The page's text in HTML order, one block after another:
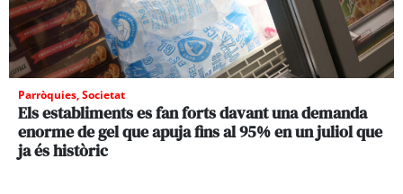
Parròquies,Societat
Els establiments es fan forts davant una demanda
enorme de gel que apuja fins al 95% en un juliol que
ja és històric